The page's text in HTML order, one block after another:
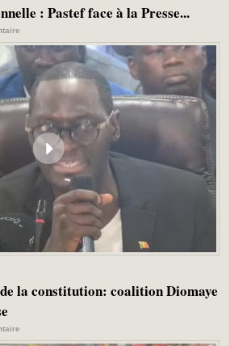
: Pastef face à la Presse...
la constitution: coalition Diomaye